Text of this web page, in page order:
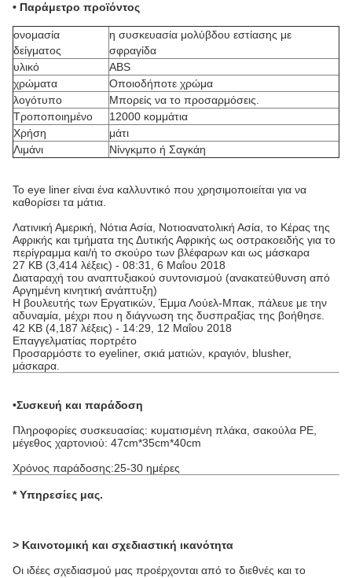
• Παράμετρο προϊόντος
ονομασία
δείγματος
η συσκευασία μολύβδου εστίασης με
σφραγίδα
υλικό
ABS
χρώματα
Οποιοδήποτε χρώμα
λογότυπο
Μπορείς να το προσαρμόσεις.
Τροποποιημένο
12000 κομμάτια
Χρήση
μάτι
Λιμάνι
Νίνγκμπο ή Σαγκάη
Το eye liner είναι ένα καλλυντικό που χρησιμοποιείται για να
καθορίσει τα μάτια.
Λατινική Αμερική, Νότια Ασία, Νοτιοανατολική Ασία, το Κέρας της
Αφρικής και τμήματα της Δυτικής Αφρικής ως οστρακοειδής για το
περίγραμμα και/ή το σκούρο των βλέφαρων και ως μάσκαρα
27 KB (3,414 λέξεις) - 08:31, 6 Μαΐου 2018
Διαταραχή του αναπτυξιακού συντονισμού (ανακατεύθυνση από
Αργημένη κινητική ανάπτυξη)
Η βουλευτής των Εργατικών, Έμμα Λούελ-Μπακ, πάλευε με την
αδυναμία, μέχρι που η διάγνωση της δυσπραξίας της βοήθησε.
42 KB (4,187 λέξεις) - 14:29, 12 Μαΐου 2018
Επαγγελματίας πορτρέτο
Προσαρμόστε το eyeliner, σκιά ματιών, κραγιόν, blusher,
μάσκαρα.
•Συσκευή και παράδοση
Πληροφορίες συσκευασίας: κυματισμένη πλάκα, σακούλα PE,
μέγεθος χαρτονιού: 47cm*35cm*40cm
Χρόνος παράδοσης:25-30 ημέρες
* Υπηρεσίες μας.
> Καινοτομική και σχεδιαστική ικανότητα
Οι ιδέες σχεδιασμού μας προέρχονται από το διεθνές και το